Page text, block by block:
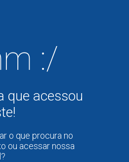
:/
que acessou
o que procura no
ou acessar nossa